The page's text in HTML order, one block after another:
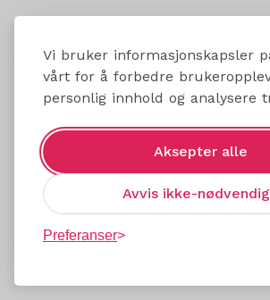
Vi bruker informasjonskapsler
vårt for å forbedre
personlig innhold og analysere
Aksepter alle
Avvis ikke-
Preferanser